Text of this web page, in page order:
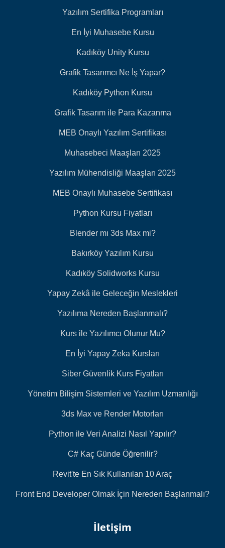
Yazılım Sertifika Programları
En İyi Muhasebe Kursu
Kadıköy Unity Kursu
Grafik Tasarımcı Ne İş Yapar?
Kadıköy Python Kursu
Grafik Tasarım ile Para Kazanma
MEB Onaylı Yazılım Sertifikası
Muhasebeci Maaşları 2025
Yazılım Mühendisliği Maaşları 2025
MEB Onaylı Muhasebe Sertifikası
Python Kursu Fiyatları
Blender mı 3ds Max mi?
Bakırköy Yazılım Kursu
Kadıköy Solidworks Kursu
Yapay Zekâ ile Geleceğin Meslekleri
Yazılıma Nereden Başlanmalı?
Kurs ile Yazılımcı Olunur Mu?
En İyi Yapay Zeka Kursları
Siber Güvenlik Kurs Fiyatları
Yönetim Bilişim Sistemleri ve Yazılım Uzmanlığı
3ds Max ve Render Motorları
Python ile Veri Analizi Nasıl Yapılır?
C# Kaç Günde Öğrenilir?
Revit'te En Sık Kullanılan 10 Araç
Front End Developer Olmak İçin Nereden Başlanmalı?
İletişim